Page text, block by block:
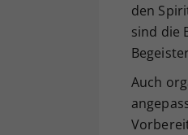
den
sind die
Auch